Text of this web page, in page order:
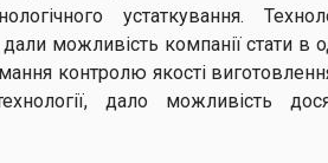
устаткування.
можливість компанії стати в
контролю якості
дало можливість